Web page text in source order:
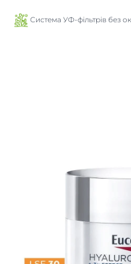
Система УФ-фільтрів без